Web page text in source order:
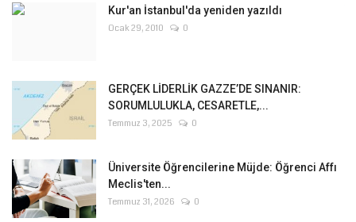
Kur'an İstanbul'da yeniden yazıldı
Ocak 29, 2010 0
GERÇEK LİDERLİK GAZZE’DE SINANIR:
SORUMLULUKLA, CESARETLE,...
Temmuz 3, 2025 0
Üniversite Öğrencilerine Müjde: Öğrenci Affı
Meclis'ten...
Temmuz 31, 2026 0